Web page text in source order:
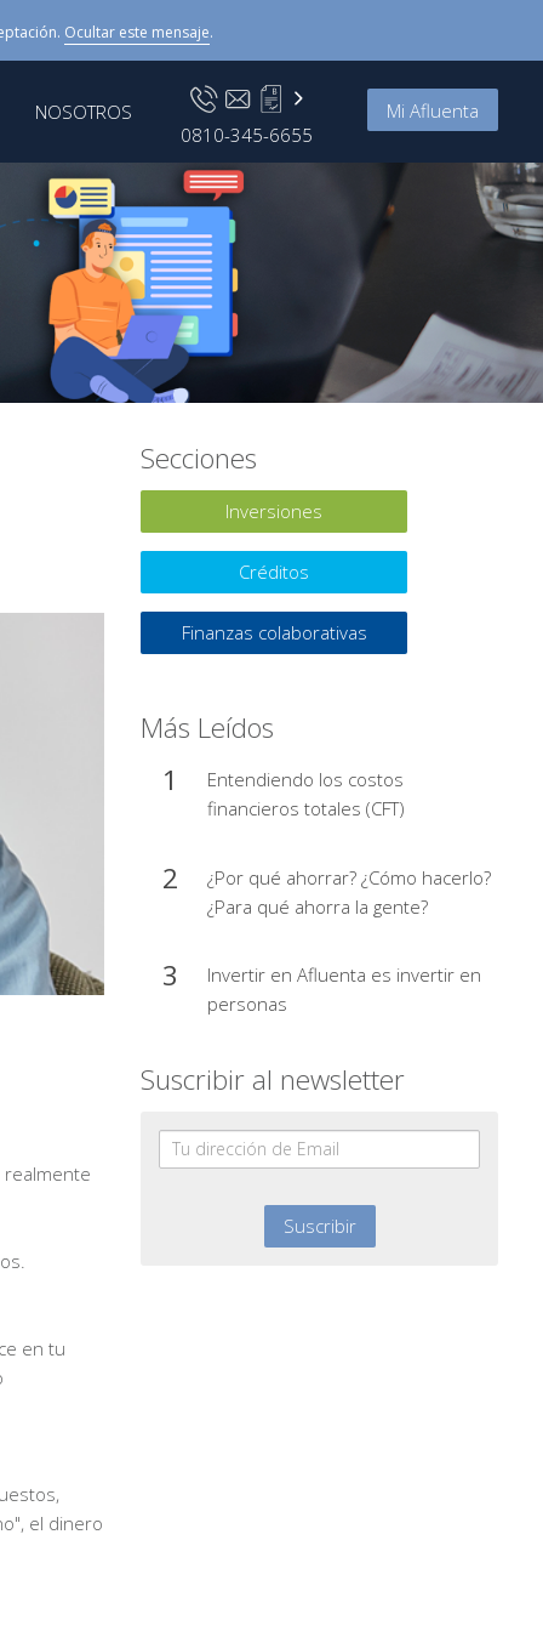
Ocultar este mensaje.
NOSOTROS
0810-345-6655
Mi Afluenta
en tu
el dinero
Secciones
Inversiones
Créditos
Finanzas colaborativas
Más Leídos
Entendiendo los costos
financieros totales (CFT)
¿Por qué ahorrar? ¿Cómo hacerlo?
¿Para qué ahorra la gente?
Invertir en Afluenta es invertir en
personas
Suscribir al newsletter